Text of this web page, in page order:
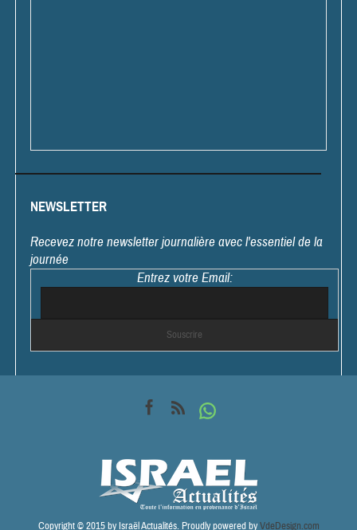
NEWSLETTER
Recevez notre newsletter journalière avec l'essentiel de la
journée
Entrez votre Email:
Copyright © 2015 by Israël Actualités. Proudly powered byVdeDesign.com